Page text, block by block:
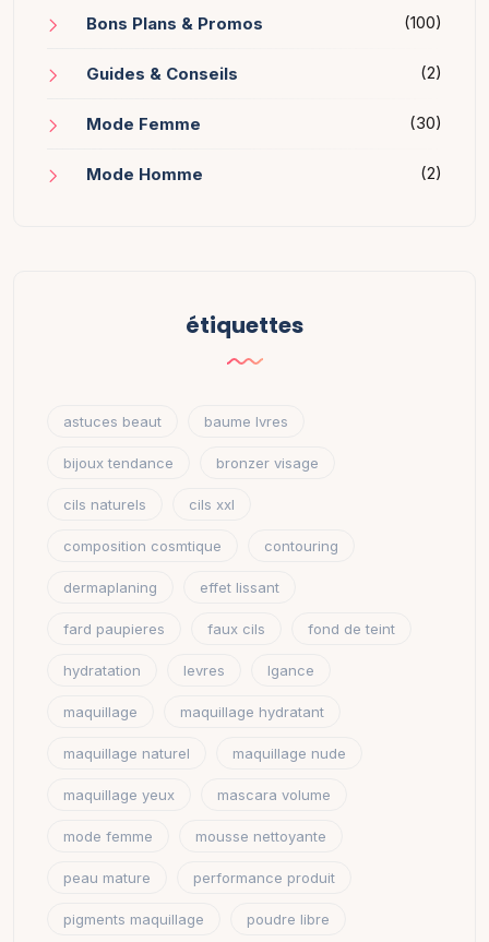
Bons Plans & Promos (100)
Guides & Conseils (2)
Mode Femme (30)
Mode Homme (2)
étiquettes
astuces beaut baume lvres
bijoux tendance bronzer visage
cils naturels cils xxl
composition cosmtique contouring
dermaplaning effet lissant
fard paupieres faux cils fond de teint
hydratation levres lgance
maquillage maquillage hydratant
maquillage naturel maquillage nude
maquillage yeux mascara volume
mode femme mousse nettoyante
peau mature performance produit
pigments maquillage poudre libre